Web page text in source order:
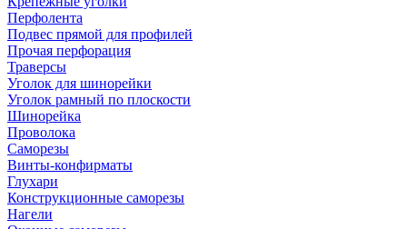
Перфолента
Подвес прямой для профилей
Прочая перфорация
Траверсы
Уголок для шинорейки
Уголок рамный по плоскости
Шинорейка
Проволока
Саморезы
Винты-конфирматы
Глухари
Конструкционные саморезы
Нагели